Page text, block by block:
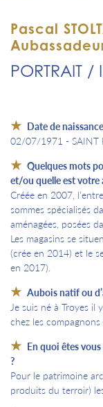
Pascal
PORTRAIT /
Date de
02/07/1971 - SAINT
Quelques mots
et/ou quelle est
Créée en 2007,
sommes spécialisés
aménagées, posées
Les magasins se
(crée en 2014) et le
en 2017).
Aubois natif ou
Je suis né à Troyes il
chez les
En quoi êtes
?
Pour le patrimoine
produits du terroir)